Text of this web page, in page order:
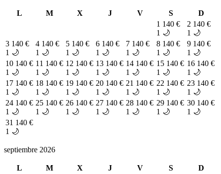
L M X J V S
D
1 140 €
1 🌙
2 140 €
1 🌙
3 140 €
1 🌙
4 140 €
1 🌙
5 140 €
1 🌙
6 140 €
1 🌙
7 140 €
1 🌙
8 140 €
1 🌙
9 140 €
1 🌙
10 140 €
1 🌙
11 140 €
1 🌙
12 140 €
1 🌙
13 140 €
1 🌙
14 140 €
1 🌙
15 140 €
1 🌙
16 140 €
1 🌙
17 140 €
1 🌙
18 140 €
1 🌙
19 140 €
1 🌙
20 140 €
1 🌙
21 140 €
1 🌙
22 140 €
1 🌙
23 140 €
1 🌙
24 140 €
1 🌙
25 140 €
1 🌙
26 140 €
1 🌙
27 140 €
1 🌙
28 140 €
1 🌙
29 140 €
1 🌙
30 140 €
1 🌙
31 140 €
1 🌙
septiembre 2026
L M X J V S
D